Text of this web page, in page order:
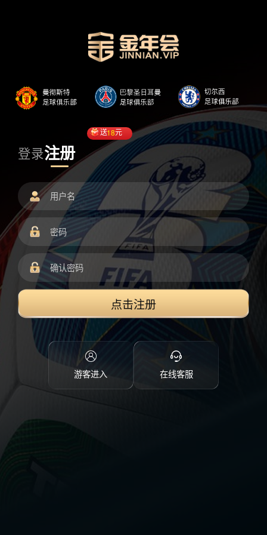
登录注册
送18元
点击注册
游客进入 在线客服